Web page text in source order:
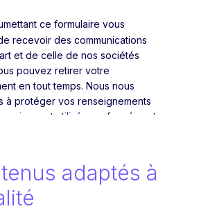
adaptés à